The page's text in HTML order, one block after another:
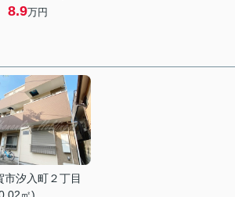
8.9万円
市汐入町２丁目